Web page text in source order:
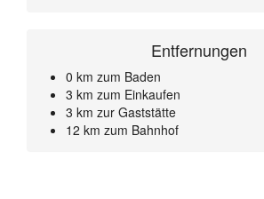
Entfernungen
0 km zum Baden
3 km zum Einkaufen
3 km zur Gaststätte
12 km zum Bahnhof